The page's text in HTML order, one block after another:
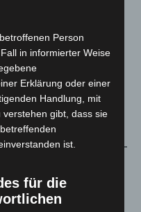
1.888
1.271
Person
in informierter Weise
Erklärung oder einer
Handlung, mit
gibt, dass sie
ist.
für die